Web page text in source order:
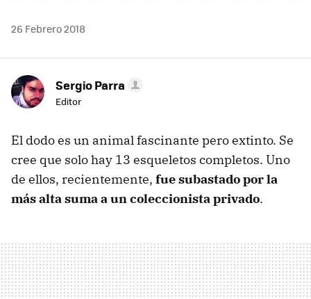
26 Febrero 2018
Sergio Parra
Editor
El dodo es un animal fascinante pero extinto. Se
cree que solo hay 13 esqueletos completos. Uno
de ellos, recientemente, fue subastado por la
más alta suma a un coleccionista privado.